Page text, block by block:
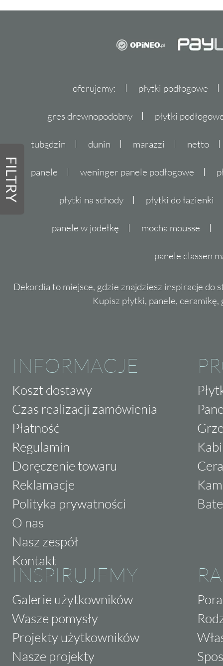
FILTRY
oferujemy: płytki podłogowe
gres drewnopodobny płytki
tubądzin dunin marazzi netto
panele weninger panele podłogowe
płytki na schody płytki do łazienki
panele w jodełkę mocha mousse
panele classen
Dekordia to miejsce, gdzie znajdziesz inspiracje do
Kupisz płytki, panele,
INFORMACJE
Koszt dostawy
Czas realizacji zamówienia
Płatność
Regulamin
Doręczenie towaru
Reklamacje
Polityka prywatności
O nas
Nasz zespół
Kontakt
INSPIRUJEMY
Galerie użytkowników
Wasze pomysły
Projekty użytkowników
Nasze projekty